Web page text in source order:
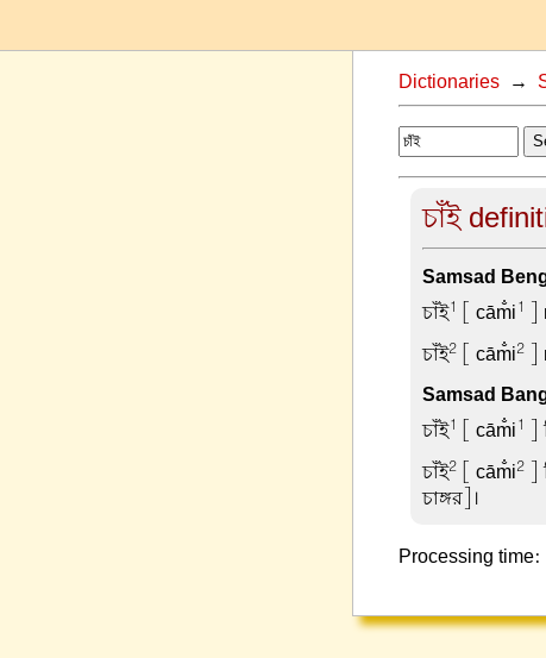
Dictionaries→
চাঁই
Samsad
চাঁই1 [ cām̐i1
চাঁই2[ cām̐i2]
Samsad
চাঁই1 [ cām̐i1
চাঁই2[ cām̐i2]
চাঙ্গর]।
Processing